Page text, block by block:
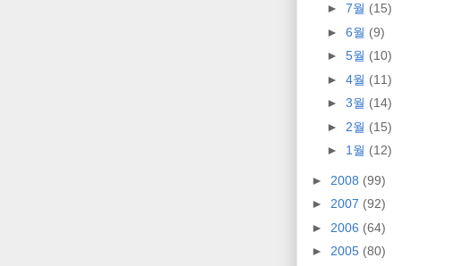
► 7월 (15)
► 6월 (9)
► 5월 (10)
► 4월 (11)
► 3월 (14)
► 2월 (15)
► 1월 (12)
► 2008 (99)
► 2007 (92)
► 2006 (64)
► 2005 (80)